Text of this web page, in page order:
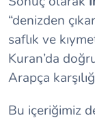
“denizden
saflık ve
Kuran’da
Arapça
Bu içeriğimiz